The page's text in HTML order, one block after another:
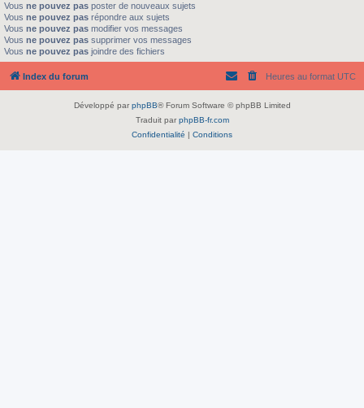
Vous ne pouvez pas poster de nouveaux sujets
Vous ne pouvez pas répondre aux sujets
Vous ne pouvez pas modifier vos messages
Vous ne pouvez pas supprimer vos messages
Vous ne pouvez pas joindre des fichiers
Index du forum Heures au format UTC
Développé par phpBB® Forum Software © phpBB Limited
Traduit par phpBB-fr.com
Confidentialité | Conditions